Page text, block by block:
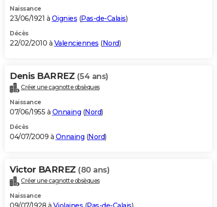
Naissance
23/06/1921 à Oignies (Pas-de-Calais)
Décès
22/02/2010 à Valenciennes (Nord)
Denis BARREZ (54 ans)
Créer une cagnotte obsèques
Naissance
07/06/1955 à Onnaing (Nord)
Décès
04/07/2009 à Onnaing (Nord)
Victor BARREZ (80 ans)
Créer une cagnotte obsèques
Naissance